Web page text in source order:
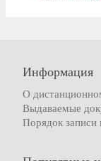
Информация
О
Выдаваемые
Порядок записи